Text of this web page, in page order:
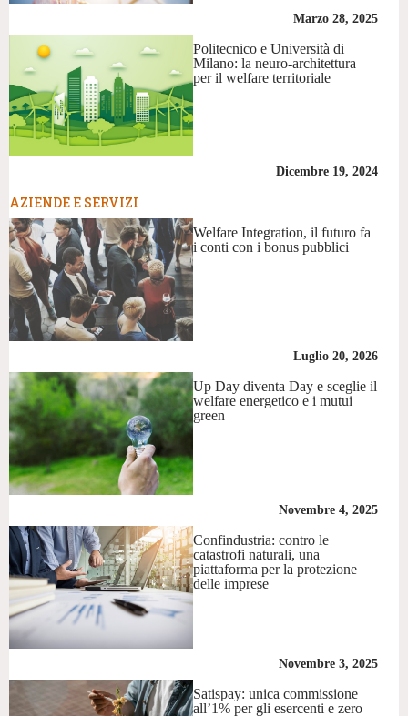
Marzo 28, 2025
Politecnico e Università di
Milano: la neuro-architettura
per il welfare territoriale
Dicembre 19, 2024
AZIENDE E SERVIZI
Welfare Integration, il futuro fa
i conti con i bonus pubblici
Luglio 20, 2026
Up Day diventa Day e sceglie il
welfare energetico e i mutui
green
Novembre 4, 2025
Confindustria: contro le
catastrofi naturali, una
piattaforma per la protezione
delle imprese
Novembre 3, 2025
Satispay: unica commissione
all’1% per gli esercenti e zero